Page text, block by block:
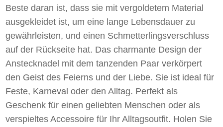
Beste daran ist, dass sie mit vergoldetem Material
ausgekleidet ist, um eine lange Lebensdauer zu
gewährleisten, und einen Schmetterlingsverschluss
auf der Rückseite hat. Das charmante Design der
Anstecknadel mit dem tanzenden Paar verkörpert
den Geist des Feierns und der Liebe. Sie ist ideal für
Feste, Karneval oder den Alltag. Perfekt als
Geschenk für einen geliebten Menschen oder als
verspieltes Accessoire für Ihr Alltagsoutfit. Holen Sie